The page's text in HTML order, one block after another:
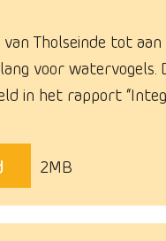
Tholseinde tot aan
voor watervogels.
in het rapport
2MB